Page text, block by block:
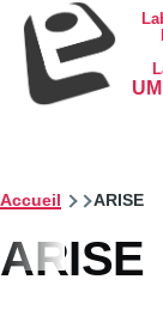
Aller au contenu
Accueil ARISE
ARISE